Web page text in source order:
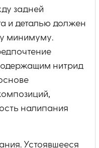
задней
и деталью должен
минимуму.
нитрид
налипания
Устоявшееся